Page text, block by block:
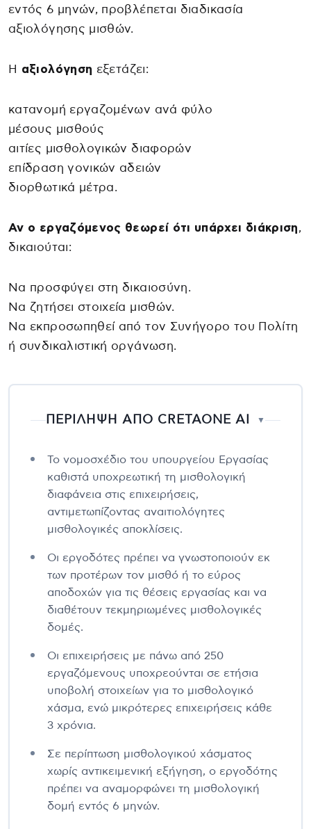
εντός 6 μηνών, προβλέπεται διαδικασία
αξιολόγησης μισθών.
Η αξιολόγηση εξετάζει:
κατανομή εργαζομένων ανά φύλο
μέσους μισθούς
αιτίες μισθολογικών διαφορών
επίδραση γονικών αδειών
διορθωτικά μέτρα.
Αν ο εργαζόμενος θεωρεί ότι υπάρχει διάκριση,
δικαιούται:
Να προσφύγει στη δικαιοσύνη.
Να ζητήσει στοιχεία μισθών.
Να εκπροσωπηθεί από τον Συνήγορο του Πολίτη
ή συνδικαλιστική οργάνωση.
ΠΕΡΙΛΗΨΗ ΑΠΟ CRETAONE AI ▼
Το νομοσχέδιο του υπουργείου Εργασίας
καθιστά υποχρεωτική τη μισθολογική
διαφάνεια στις επιχειρήσεις,
αντιμετωπίζοντας αναιτιολόγητες
μισθολογικές αποκλίσεις.
Οι εργοδότες πρέπει να γνωστοποιούν εκ
των προτέρων τον μισθό ή το εύρος
αποδοχών για τις θέσεις εργασίας και να
διαθέτουν τεκμηριωμένες μισθολογικές
δομές.
Οι επιχειρήσεις με πάνω από 250
εργαζόμενους υποχρεούνται σε ετήσια
υποβολή στοιχείων για το μισθολογικό
χάσμα, ενώ μικρότερες επιχειρήσεις κάθε
3 χρόνια.
Σε περίπτωση μισθολογικού χάσματος
χωρίς αντικειμενική εξήγηση, ο εργοδότης
πρέπει να αναμορφώνει τη μισθολογική
δομή εντός 6 μηνών.